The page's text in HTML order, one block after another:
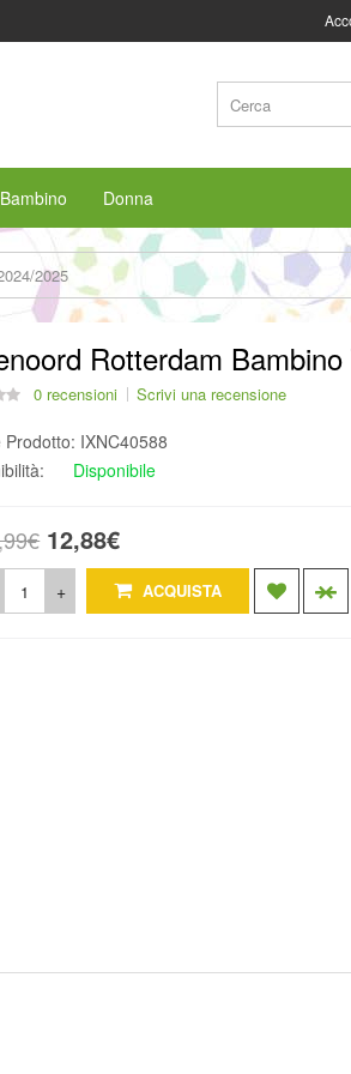
Bambino Donna
2025
Rotterdam
0 recensioni Scrivi una recensione
Prodotto: IXNC40588
Disponibile
12,88€
+ ACQUISTA